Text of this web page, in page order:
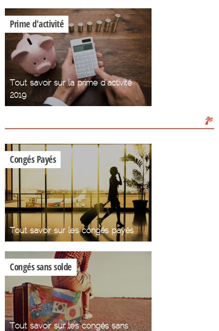
Prime d'activité
Tout savoir sur la prime d'activité
2019
Congés Payés
Tout savoir sur les congés payés
Congés sans solde
Tout savoir sur les congés sans